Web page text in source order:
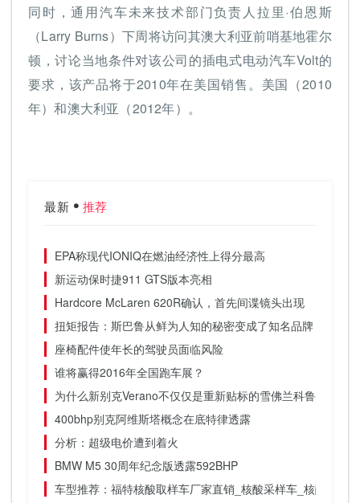
同时，通用汽车未来技术部门负责人拉里·伯恩斯
（Larry Burns）下周将访问其澳大利亚前哨基地霍尔
顿，讨论当地条件对该公司的插电式电动汽车Volt的
要求，该产品将于2010年在美国销售。美国（2010
年）和澳大利亚（2012年）。
最新 推荐
EPA称现代IONIQ在燃油经济性上得分最高
新运动保时捷911 GTS版本亮相
Hardcore McLaren 620R确认，首先间谍镜头出现
扭矩报告：斯巴鲁从鲜为人知的秘密变成了知名品牌
座椅配件使年长的驾驶员面临风险
谁将赢得2016年全国跑车展？
为什么新别克Verano不仅仅是重新贴标的雪佛兰科鲁兹（
400bhp别克阿维斯塔概念在底特律透露
分析：超级电价遭到着火
BMW M5 30周年纪念版透露592BHP
车型推荐：福特核酸取样车厂家直销_核酸采样车_核酸检测